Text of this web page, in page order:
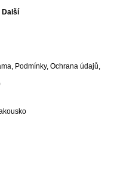
Další
, Podmínky, Ochrana údajů,